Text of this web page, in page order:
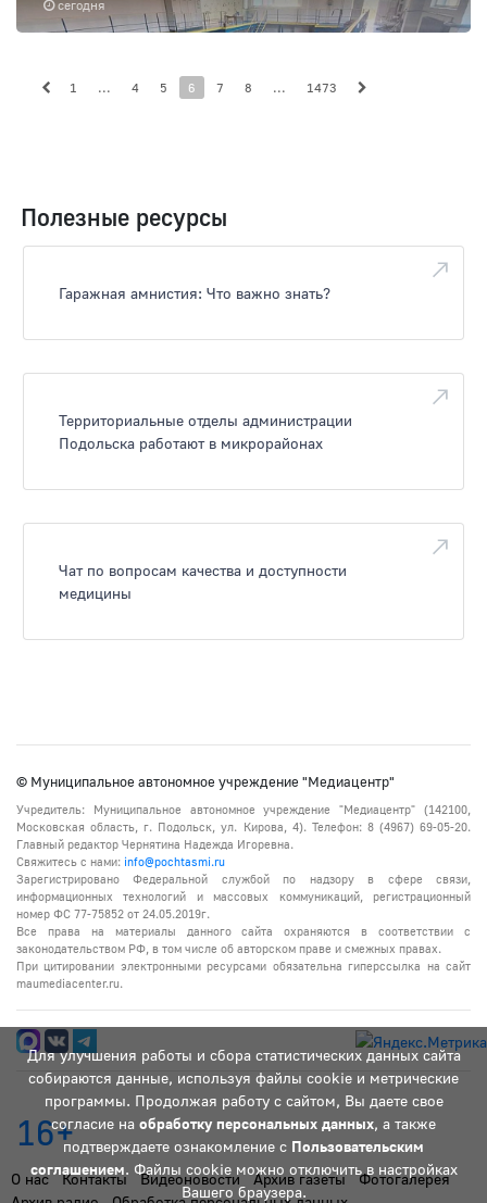
сегодня
1 ... 4 5 6 7 8 ... 1473
Полезные ресурсы
Гаражная амнистия: Что важно знать?
Территориальные отделы администрации
Подольска работают в микрорайонах
Чат по вопросам качества и доступности
медицины
Для улучшения работы и сбора статистических данных сайта
собираются данные, используя файлы cookie и метрические
программы. Продолжая работу с сайтом, Вы даете свое
согласие на обработку персональных данных, а также
подтверждаете ознакомление с Пользовательским
соглашением. Файлы cookie можно отключить в настройках
Вашего браузера.
© Муниципальное автономное учреждение "Медиацентр"
Учредитель: Муниципальное автономное учреждение "Медиацентр" (142100,
Московская область, г. Подольск, ул. Кирова, 4). Телефон: 8 (4967) 69-05-20.
Главный редактор Чернятина Надежда Игоревна.
Свяжитесь с нами: info@pochtasmi.ru
Зарегистрировано Федеральной службой по надзору в сфере связи,
информационных технологий и массовых коммуникаций, регистрационный
номер ФС 77-75852 от 24.05.2019г.
Все права на материалы данного сайта охраняются в соответствии с
законодательством РФ, в том числе об авторском праве и смежных правах.
При цитировании электронными ресурсами обязательна гиперссылка на сайт
maumediacenter.ru.
16+
О нас Контакты Видеоновости Архив газеты
Фотогалерея